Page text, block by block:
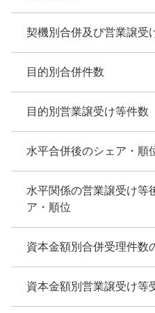
契機別合併及び営業譲受
目的別合併件数
目的別営業譲受け等件数
水平合併後のシェア・順
水平関係の営業譲受け等
ア・順位
資本金額別合併受理件数
資本金額別営業譲受け等